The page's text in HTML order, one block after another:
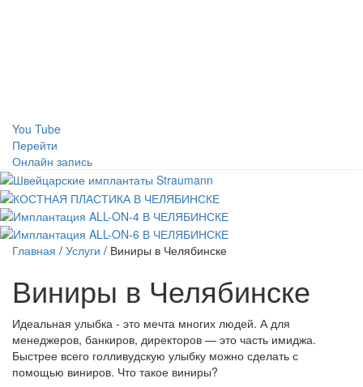
You Tube
Перейти
Онлайн запись
Главная / Услуги / Виниры в Челябинске
Виниры в Челябинске
Идеальная улыбка - это мечта многих людей. А для
менеджеров, банкиров, директоров — это часть имиджа.
Быстрее всего голливудскую улыбку можно сделать с
помощью виниров. Что такое виниры?